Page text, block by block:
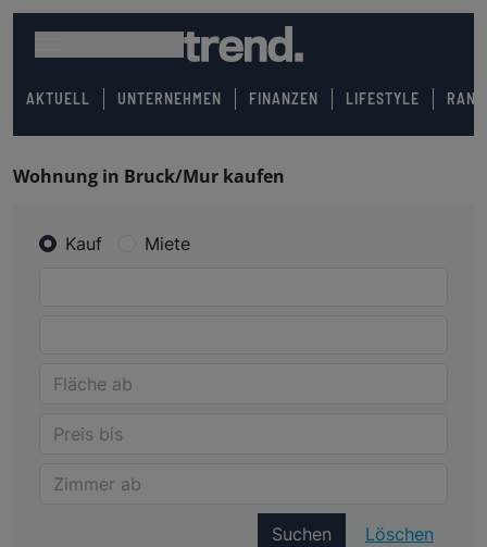
AKTUELL UNTERNEHMEN FINANZEN LIFESTYLE
Wohnung in Bruck/Mur kaufen
Kauf Miete
Suchen Löschen